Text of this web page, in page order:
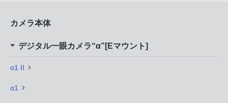
カメラ本体
デジタル一眼カメラ“α”[Eマウント]
α1 II
α1